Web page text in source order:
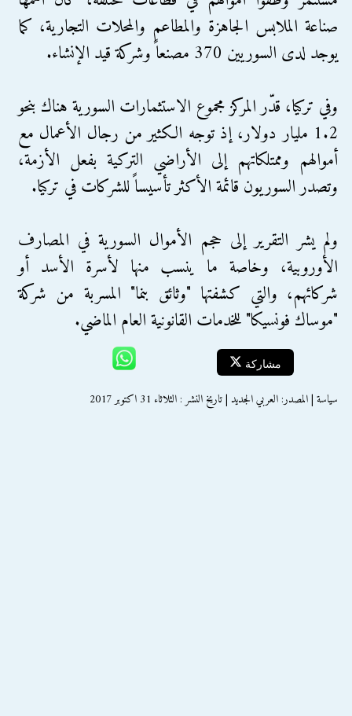
صناعة الملابس الجاهزة والمطاعم والمحلات التجارية، كما
يوجد لدى السوريين 370 مصنعاً وشركة قيد الإنشاء.
وفي تركيا، قدّر المركز مجموع الاستثمارات السورية هناك بنحو
1.2 مليار دولار، إذ توجه الكثير من رجال الأعمال مع
أموالهم وممتلكاتهم إلى الأراضي التركية بفعل الأزمة،
وتصدر السوريون قائمة الأكثر تأسيساً للشركات في تركيا.
ولم يشر التقرير إلى حجم الأموال السورية في المصارف
الأوروبية، وخاصة ما ينسب منها لأسرة الأسد أو
شركائهم، والتي كشفتها "وثائق بنما" المسربة من شركة
"موساك فونسيكا" للخدمات القانونية العام الماضي.
مشاركة
سياسة | المصدر: العربي الجديد | تاريخ النشر : الثلاثاء 31 اكتوبر 2017